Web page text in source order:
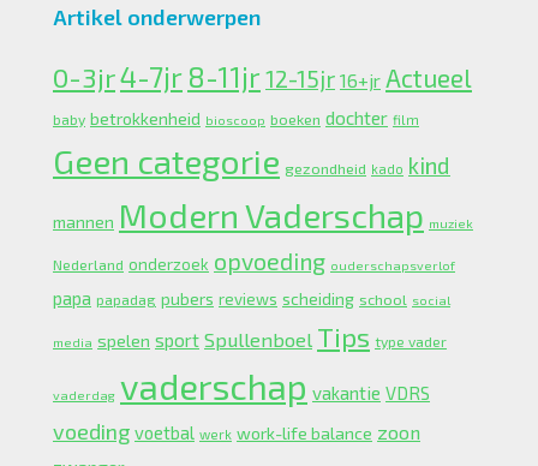
Artikel onderwerpen
0-3jr4-7jr 8-11jr 12-15jr 16+jr Actueel
baby betrokkenheid bioscoop boeken dochter film
Geen categorie gezondheid kado kind
mannen Modern Vaderschap muziek
Nederland onderzoek opvoeding ouderschapsverlof
papa papadag pubers reviews scheiding school social
media spelen sport Spullenboel Tips type vader
vaderdag vaderschap vakantie VDRS
voeding voetbal werk work-life balance zoon